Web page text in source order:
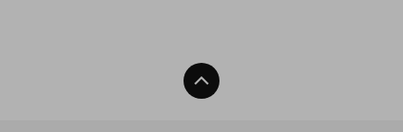
Нагоре